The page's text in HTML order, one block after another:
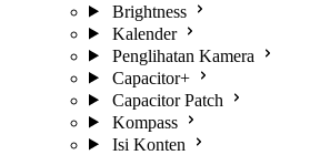
Brightness
Kalender
Penglihatan Kamera
Capacitor+
Capacitor Patch
Kompass
Isi Konten